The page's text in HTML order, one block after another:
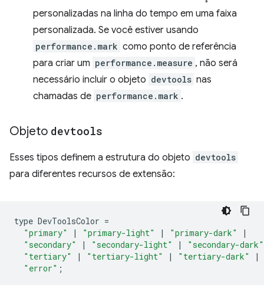
personalizadas na linha do tempo em uma faixa
personalizada. Se você estiver usando
performance.mark como ponto de referência
para criar um performance.measure , não será
necessário incluir o objeto devtools nas
chamadas de performance.mark .
Objeto devtools
Esses tipos definem a estrutura do objeto devtools
para diferentes recursos de extensão:
type DevToolsColor =
"primary"
| "primary-light" | "primary-dark"
|
"secondary"
| "secondary-light" |
"secondary-dark"
"tertiary"
| "tertiary-light" | "tertiary-dark"
|
"error" ;